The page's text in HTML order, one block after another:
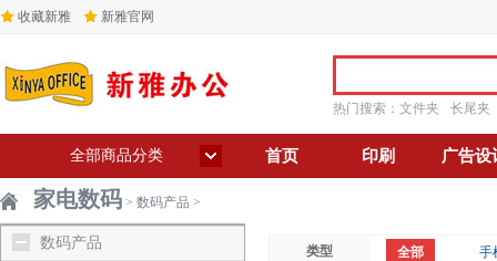
收藏新雅 新雅官网
热门搜索： 文件夹 长尾夹
全部商品分类 首页 印刷 广告设
家电数码 > 数码产品 >
数码产品
类型 全部 手